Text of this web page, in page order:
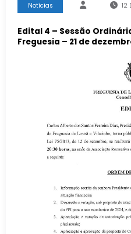
Notícias 12
Edital 4 – Sessão
Freguesia – 21 de